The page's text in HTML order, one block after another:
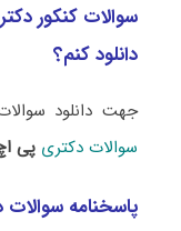
سوالات کنکور
دانلود کنم؟
جهت دانلود
سوالات دکتری پی
پاسخنامه سوالات